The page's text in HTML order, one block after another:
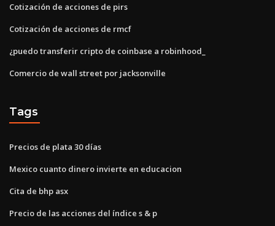
Cotización de acciones de pirs
Cotización de acciones de rmcf
¿puedo transferir cripto de coinbase a robinhood_
Comercio de wall street por jacksonville
Tags
Precios de plata 30 días
Mexico cuanto dinero invierte en educacion
Cita de bhp asx
Precio de las acciones del índice s & p